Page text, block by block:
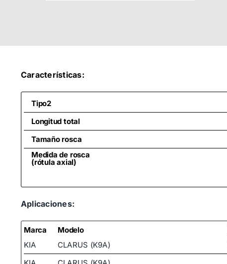
Características:
Tipo2
Longitud total
Tamaño rosca
Medida de rosca
(rótula axial)
Aplicaciones:
Marca Modelo
KIA
CLARUS (K9A)